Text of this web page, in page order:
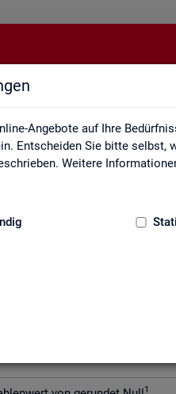
Angebote auf Ihre
Entscheiden Sie bitte selbst,
Weitere
und Zeichenerklärung
1